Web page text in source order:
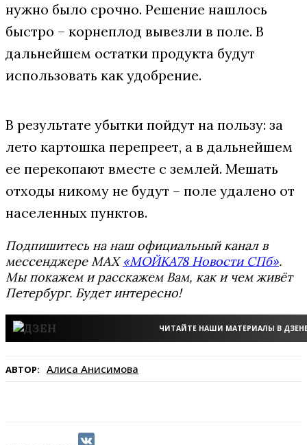
нужно было срочно. Решение нашлось
быстро – корнеплод вывезли в поле. В
дальнейшем остатки продукта будут
использовать как удобрение.
В результате убытки пойдут на пользу: за
лето картошка перепреет, а в дальнейшем
ее перекопают вместе с землей. Мешать
отходы никому не будут – поле удалено от
населенных пунктов.
Подпишитесь на наш официальный канал в
мессенджере MAX«МОЙКА78 Новости СПб».
Мы покажем и расскажем Вам, как и чем живёт
Петербург. Будет интересно!
ЧИТАЙТЕ НАШИ МАТЕРИАЛЫ В
АВТОР: Алиса Анисимова